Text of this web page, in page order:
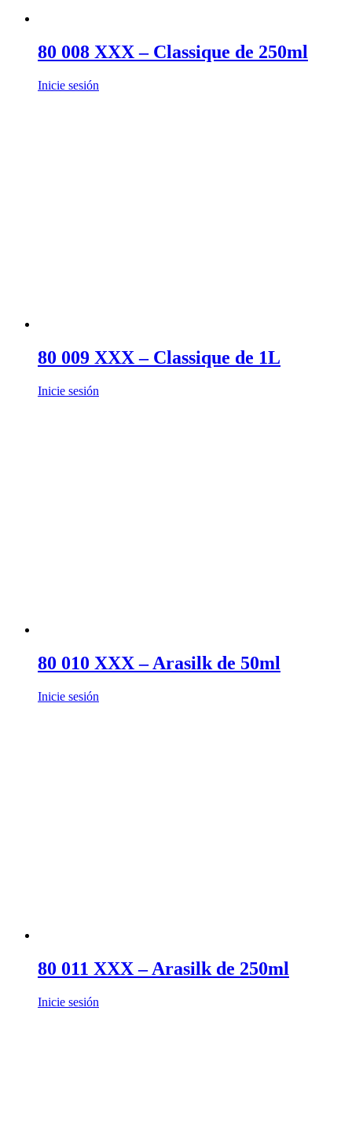
80 008 XXX – Classique de 250ml
Inicie sesión
80 009 XXX – Classique de 1L
Inicie sesión
80 010 XXX – Arasilk de 50ml
Inicie sesión
80 011 XXX – Arasilk de 250ml
Inicie sesión